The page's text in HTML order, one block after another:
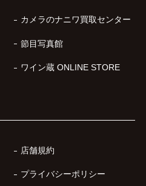
カメラのナニワ買取センター
節目写真館
ワイン蔵 ONLINE STORE
店舗規約
プライバシーポリシー